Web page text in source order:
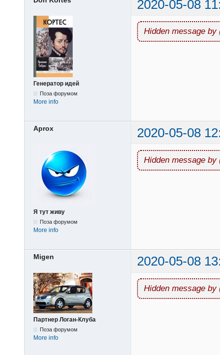
2020-05-08
Генератор идей
Поза форумом
More info
Hidden message by
Aprox 2020-05-08
Я тут живу
Поза форумом
More info
Hidden message by
Migen 2020-05-08
Партнер Логан-Клуба
Поза форумом
More info
Hidden message by